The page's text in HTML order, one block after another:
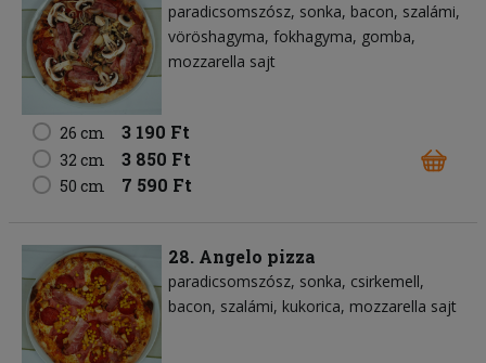
paradicsomszósz sonka bacon szalámi
vöröshagyma fokhagyma gomba
mozzarella sajt
26 cm 3 190 Ft
32 cm 3 850 Ft
50 cm 7 590 Ft
28. Angelo pizza
paradicsomszósz sonka csirkemell
bacon szalámi kukorica mozzarella sajt